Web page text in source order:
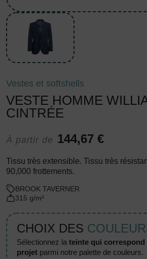
Vestes et softshells
VESTE HOMME
CINTRÉE
À partir de 144,67 €
Tissu très extensible. Tissu très
90,000 frottements.
BROOK TAVERNER
315 g/m²
CHOIX DES
sélectionnez lateinte qui correspond
projet parmi notre palette de couleurs.